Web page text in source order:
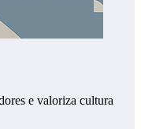
e valoriza cultura